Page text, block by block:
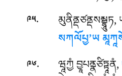
༩༥.
སཀལོཔྱ’ཡ
༩༦. ཝཱཀྱཾབྱཱཔནྣཙིཏྟཱནཾ,